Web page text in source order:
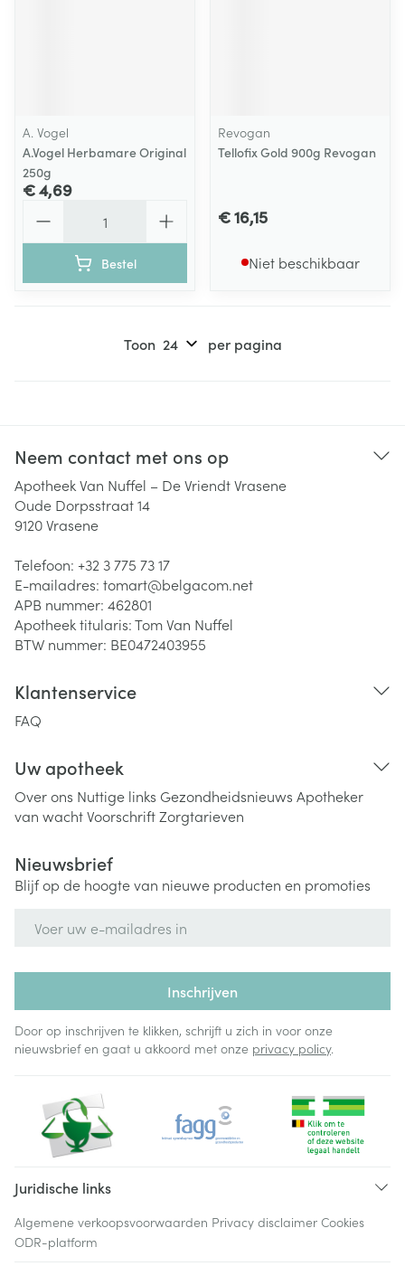
A. Vogel
A.Vogel Herbamare Original
250g
€ 4,69
Bestel
Revogan
Tellofix Gold 900g Revogan
€ 16,15
Niet beschikbaar
Toon per pagina
Neem contact met ons op
Apotheek Van Nuffel – De Vriendt Vrasene
Oude Dorpsstraat 14
9120Vrasene
Telefoon: +32 3 775 73 17
E-mailadres: tomart@belgacom.net
APB nummer: 462801
Apotheek titularis:Tom Van Nuffel
BTW nummer: BE0472403955
Klantenservice
FAQ
Uw apotheek
Over ons Nuttige links Gezondheidsnieuws Apotheker
van wachtVoorschriftZorgtarieven
Nieuwsbrief
Blijf op de hoogte van nieuwe producten en promoties
Inschrijven
Door op inschrijven te klikken, schrijft u zich in voor onze
nieuwsbrief en gaat u akkoord met onze privacy policy.
Juridische links
Algemene verkoopsvoorwaarden Privacy disclaimer Cookies
ODR-platform